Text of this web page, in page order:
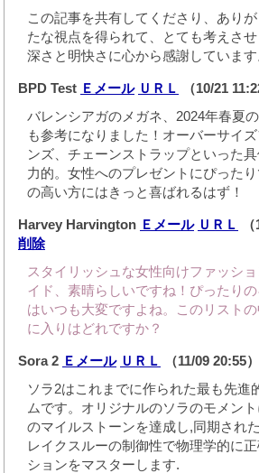
この記事を共有してくださり、あり
たな視点を得られて、とても考えさ
深さと明快さに心から感謝していま
BPD Test Ｅメール ＵＲＬ
（10/21
バレンシアガのメガネ、2024年春夏
も参考になりました！オーバーサイ
ンズ、チェーンストラップといった
力的。女性へのプレゼントにぴった
の高い方にはきっと喜ばれるはず！
Harvey Harvington Ｅメール ＵＲＬ
削除
スタイリッシュな女性向けファッシ
イド、素晴らしいですね！ぴったり
はいつも大変ですよね。このリスト
に入りはどれですか？
Sora 2 Ｅメール ＵＲＬ
（11/09 20:55
ソラ2はこれまでに作られた最も先進
ムです。オリジナルのソラのモメン
のマイルストーンを達成し,同期され
レイクスルーの制御性で物理学的に
ションをマスターします.